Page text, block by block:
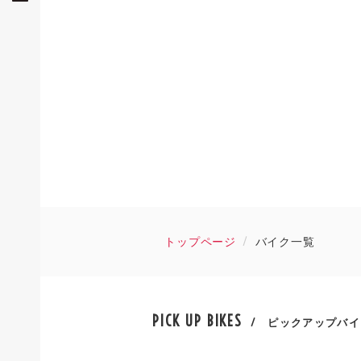
トップページ バイク一覧
PICK UP BIKES / ピックアップバ